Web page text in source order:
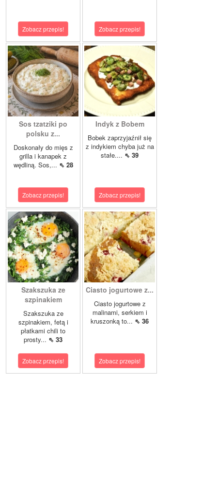
Zobacz przepis! Zobacz przepis!
Sos tzatziki po
polsku z...
Doskonały do mięs z
grilla i kanapek z
wędliną. Sos,... ⇖ 28
Zobacz przepis!
Indyk z Bobem
Bobek zaprzyjaźnił się
z indykiem chyba już na
stałe.... ⇖ 39
Zobacz przepis!
Szakszuka ze
szpinakiem
Szakszuka ze
szpinakiem, fetą i
płatkami chili to
prosty... ⇖ 33
Zobacz przepis!
Ciasto jogurtowe z...
Ciasto jogurtowe z
malinami, serkiem i
kruszonką to... ⇖ 36
Zobacz przepis!